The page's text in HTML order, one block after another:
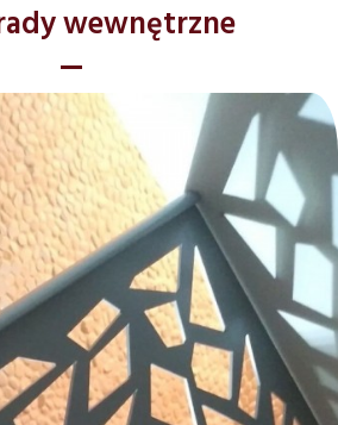
wewnętrzne